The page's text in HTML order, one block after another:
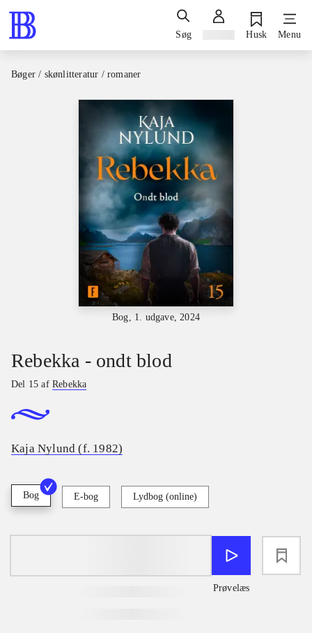
Søg Husk Menu
Bøger / skønlitteratur / romaner
Bog, 1. udgave, 2024
Rebekka - ondt blod
Del 15 afRebekka
Kaja Nylund (f. 1982)
Bog E-bog Lydbog (online)
Prøvelæs